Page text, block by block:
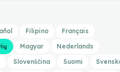
Filipino
Français
Magyar
Nederlands
Slovenščina Suomi